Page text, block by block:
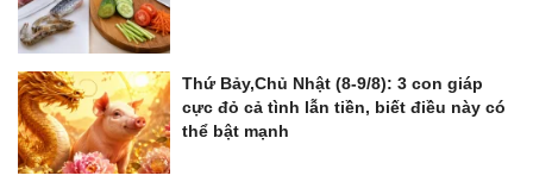
Thứ Bảy,Chủ Nhật (8-9/8): 3 con giáp
cực đỏ cả tình lẫn tiền, biết điều này có
thể bật mạnh